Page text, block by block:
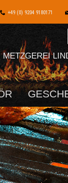
+49 (0) 9204 9180171
METZGEREI